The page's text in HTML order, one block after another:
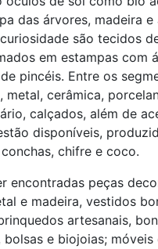
das árvores, madeira e
são tecidos
em estampas com
pincéis. Entre os
metal, cerâmica,
calçados, além de
disponíveis,
chifre e coco.
encontradas peças
e madeira, vestidos
artesanais,
bolsas e biojoias; móveis